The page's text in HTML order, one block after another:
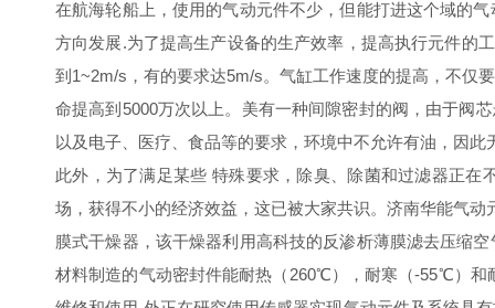
在航海轮船上，使用的气动元件不少，但能打进这个域的
方向发展.为了提高生产设备的生产效率，提高执行元件的
到1~2m/s，有的要求达5m/s。气缸工作速度的提高，不仅
命提高到5000万次以上。美有一种间隙密封的阀，由于阀
以及电子、医疗、食品等的要求，环境中不允许有油，因
此外，为了满足某些 特殊要求，除臭、除菌和过滤器正在
场，获得不小的经济效益，这已被大家共识。济南华能气
膜式干燥器，该干燥器利用高科技的反渗析薄膜滤去压缩
材料制造的气动密封件能耐热（260℃），耐寒（-55℃）和